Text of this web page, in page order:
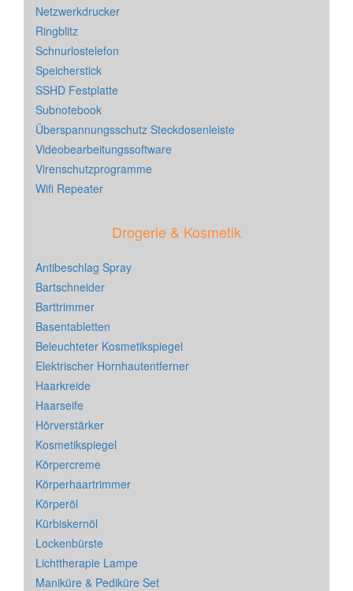
Netzwerkdrucker
Ringblitz
Schnurlostelefon
Speicherstick
SSHD Festplatte
Subnotebook
Überspannungsschutz Steckdosenleiste
Videobearbeitungssoftware
Virenschutzprogramme
Wifi Repeater
Drogerie & Kosmetik
Antibeschlag Spray
Bartschneider
Barttrimmer
Basentabletten
Beleuchteter Kosmetikspiegel
Elektrischer Hornhautentferner
Haarkreide
Haarseife
Hörverstärker
Kosmetikspiegel
Körpercreme
Körperhaartrimmer
Körperöl
Kürbiskernöl
Lockenbürste
Lichttherapie Lampe
Maniküre & Pediküre Set